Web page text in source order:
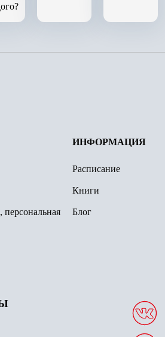
персональная
ИНФОРМАЦИЯ
Расписание
Книги
Блог